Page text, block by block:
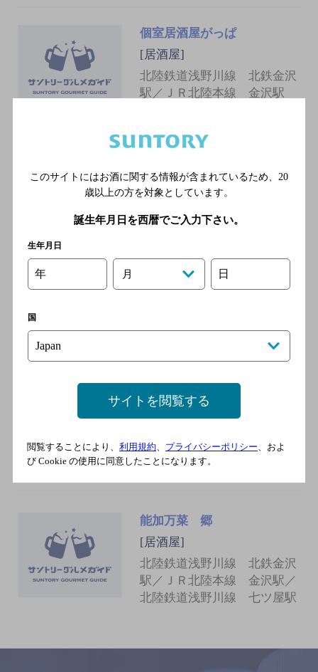
個室居酒屋がっぱ
[居酒屋]
北陸鉄道浅野川線 北鉄金沢
駅／ＪＲ北陸本線 金沢駅
田丸茶寮
[居酒屋]
北陸鉄道浅野川線 北鉄金沢
駅／ＪＲ北陸本線 金沢駅／
北陸鉄道浅野川線 七ツ屋駅
駅／ＪＲ北陸本線 金沢駅
トロ壱金沢店
[居酒屋]
北陸鉄道浅野川線 北鉄金沢
駅／ＪＲ北陸本線 金沢駅
能加万菜 郷
[居酒屋]
北陸鉄道浅野川線 北鉄金沢
駅／ＪＲ北陸本線 金沢駅／
北陸鉄道浅野川線 七ツ屋駅
このサイトにはお酒に関する情報が含まれているため、 20
歳以上の方を対象としています。
誕生年月日を西暦でご入力下さい。
生年月日
年 月 日
国
サイトを閲覧する
閲覧することにより、 利用規約、 プライバシーポリシー、およ
び Cookie の使用に同意したことになります。